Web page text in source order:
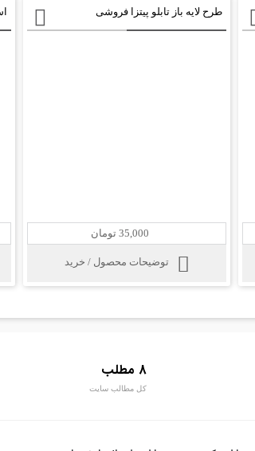
طرح لایه باز تابلو پیتزا فروشی
35,000 تومان
توضیحات محصول / خرید
8 مطلب
کل مطالب سایت